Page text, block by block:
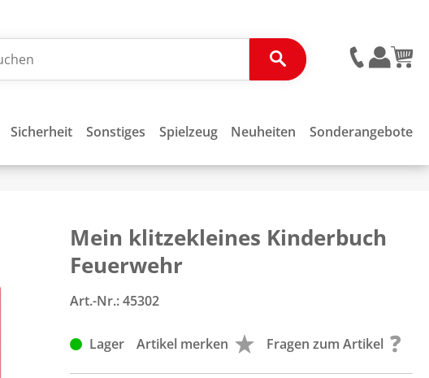
Sicherheit Sonstiges Spielzeug Neuheiten Sonderangebote
Mein klitzekleines Kinderbuch
Feuerwehr
Art.-Nr.:45302
Lager Artikel merken Fragen zum Artikel